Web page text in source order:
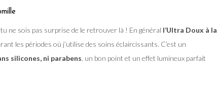
ne sois pas surprise de le retrouver là ! En général l’Ultra Doux à la
les périodes où j’utilise des soins éclaircissants. C’est un
silicones, ni parabens , un bon point et un effet lumineux parfait